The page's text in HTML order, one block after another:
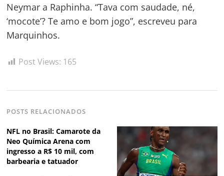
Neymar a Raphinha. “Tava com saudade, né,
‘mocote’? Te amo e bom jogo”, escreveu para
Marquinhos.
Post Views: 165
POSTS RELACIONADOS
NFL no Brasil: Camarote da
Neo Química Arena com
ingresso a R$ 10 mil, com
barbearia e tatuador
Navegação
de
Post